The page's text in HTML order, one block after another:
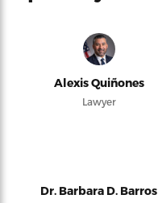
Alexis Quiñones
Lawyer
Dr. Barbara D. Barros